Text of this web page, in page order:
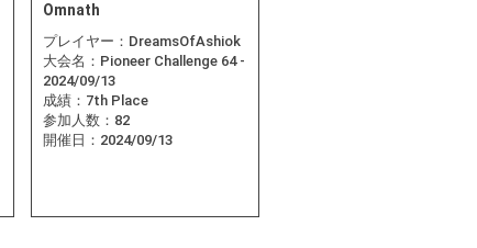
Omnath
プレイヤー： DreamsOfAshiok
大会名： Pioneer Challenge 64 -
2024/09/13
成績： 7th Place
参加人数： 82
開催日： 2024/09/13